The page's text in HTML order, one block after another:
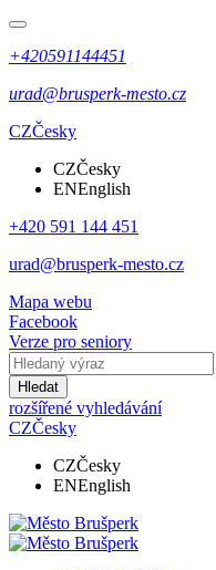
+420591144451
urad@brusperk-mesto.cz
CZČesky
CZČesky
ENEnglish
+420 591 144 451
urad@brusperk-mesto.cz
Mapa webu
Facebook
Verze pro seniory
Hledat
rozšířené vyhledávání
CZČesky
CZČesky
ENEnglish